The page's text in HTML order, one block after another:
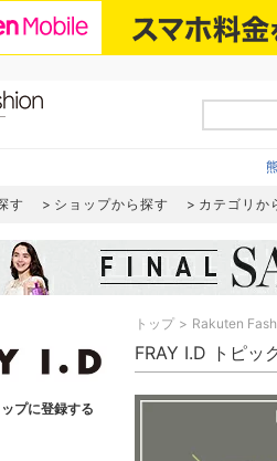
す ショップから探す カテゴリか
プに登録する
トップ Rakuten
FRAY I.D トピッ